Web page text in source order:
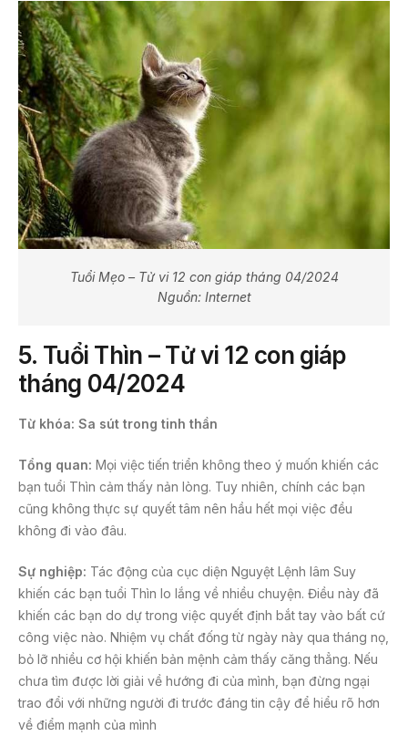
Tuổi Mẹo – Tử vi 12 con giáp tháng 04/2024
Nguồn: Internet
5. Tuổi Thìn – Tử vi 12 con giáp
tháng 04/2024
Từ khóa: Sa sút trong tinh thần
Tổng quan: Mọi việc tiến triển không theo ý muốn khiến các
bạn tuổi Thìn cảm thấy nản lòng. Tuy nhiên, chính các bạn
cũng không thực sự quyết tâm nên hầu hết mọi việc đều
không đi vào đâu.
Sự nghiệp: Tác động của cục diện Nguyệt Lệnh lâm Suy
khiến các bạn tuổi Thìn lo lắng về nhiều chuyện. Điều này đã
khiến các bạn do dự trong việc quyết định bắt tay vào bất cứ
công việc nào. Nhiệm vụ chất đống từ ngày này qua tháng nọ,
bỏ lỡ nhiều cơ hội khiến bản mệnh cảm thấy căng thẳng. Nếu
chưa tìm được lời giải về hướng đi của mình, bạn đừng ngại
trao đổi với những người đi trước đáng tin cậy để hiểu rõ hơn
về điểm mạnh của mình